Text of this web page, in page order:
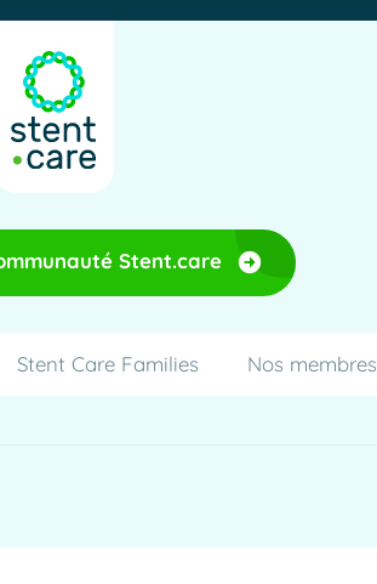
Stent.care
Stent Care Families Nos membres